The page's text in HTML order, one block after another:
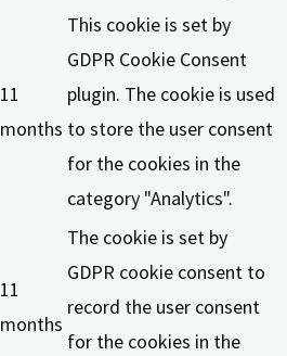
11
months
This cookie is set by
GDPR Cookie Consent
plugin. The cookie is used
to store the user consent
for the cookies in the
category "Analytics".
11
months
The cookie is set by
GDPR cookie consent to
record the user consent
for the cookies in the